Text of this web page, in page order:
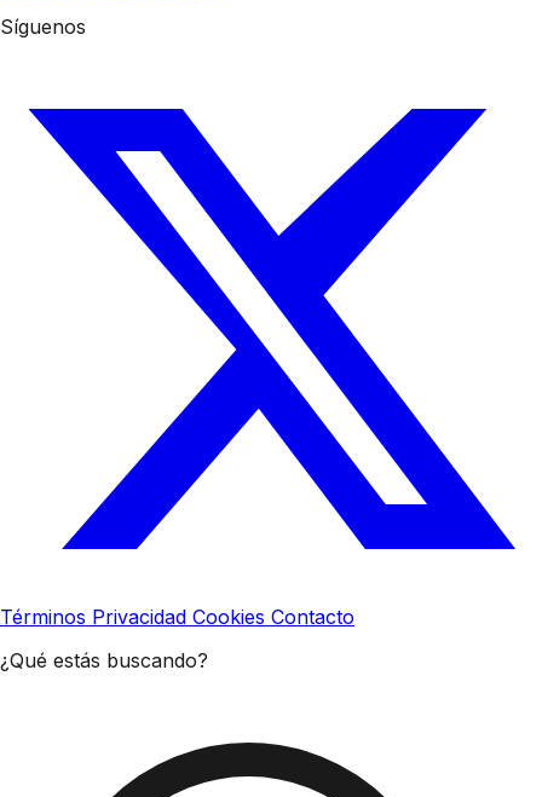
Síguenos
Términos Privacidad Cookies Contacto
¿Qué estás buscando?